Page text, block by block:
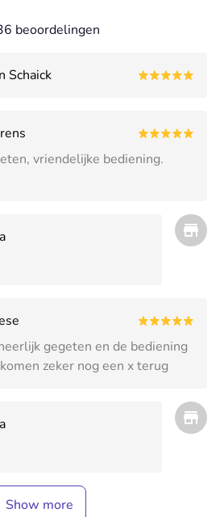
beoordelingen
Schaick
vriendelijke bediening.
gegeten en de bediening
zeker nog een x terug
Show more